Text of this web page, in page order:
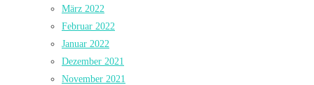
März 2022
Februar 2022
Januar 2022
Dezember 2021
November 2021